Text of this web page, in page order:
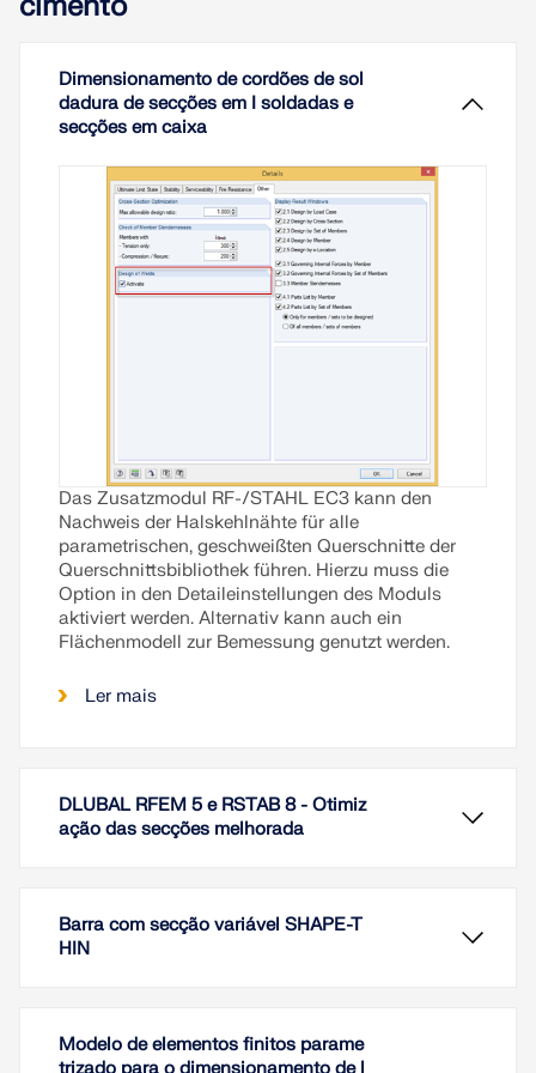
Dimensionamento de cordões de sol
dadura de secções em I soldadas e
secções em caixa
Das Zusatzmodul RF-/STAHL EC3 kann den
Nachweis der Halskehlnähte für alle
parametrischen, geschweißten Querschnitte der
Querschnittsbibliothek führen. Hierzu muss die
Option in den Detaileinstellungen des Moduls
aktiviert werden. Alternativ kann auch ein
Flächenmodell zur Bemessung genutzt werden.
Ler mais
DLUBAL RFEM 5 e RSTAB 8 - Otimiz
ação das secções melhorada
Barra com secção variável SHAPE-T
HIN
Modelo de elementos finitos parame
trizado para o dimensionamento de l